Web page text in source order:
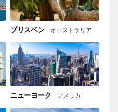
ブリスベン オーストラリア
ニューヨーク アメリカ